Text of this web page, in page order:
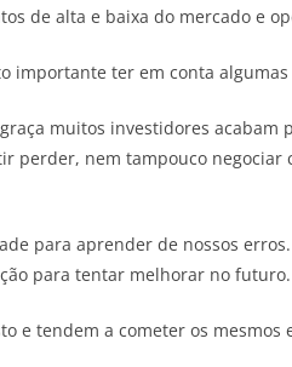
de alta e baixa do mercado e
importante ter em conta
muitos investidores
perder, nem tampouco negociar
para aprender de nossos
para tentar melhorar no futuro.
e tendem a cometer os mesmos